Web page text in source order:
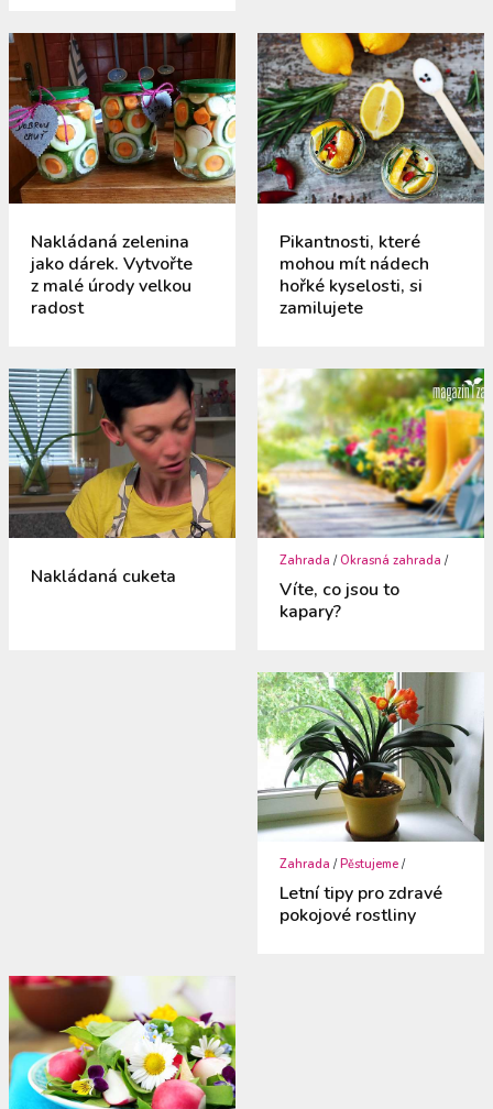
Nakládaná zelenina
jako dárek. Vytvořte
z malé úrody velkou
radost
Pikantnosti, které
mohou mít nádech
hořké kyselosti, si
zamilujete
Nakládaná cuketa
Zahrada /Okrasná zahrada /
Víte, co jsou to
kapary?
Zahrada /Pěstujeme /
Letní tipy pro zdravé
pokojové rostliny